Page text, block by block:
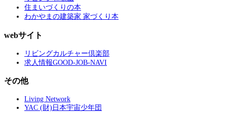
住まいづくりの本
わかやまの建築家 家づくり本
webサイト
リビングカルチャー倶楽部
求人情報GOOD-JOB-NAVI
その他
Living Network
YAC (財)日本宇宙少年団